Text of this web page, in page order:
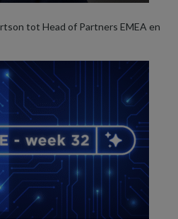
tot Head of Partners EMEA en